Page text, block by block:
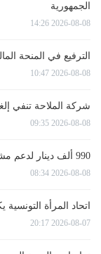
الجمهورية
2026-08-08 14:26
الترفيع في المنحة
2026-08-08 10:47
شركة الملاحة تنفي
2026-08-08 09:35
990 ألف دينار لدعم مشاريع ببلدية قرقنة
2026-08-08 08:34
اتحاد المرأة
2026-08-07 20:17